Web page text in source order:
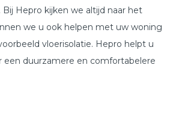
Hepro kijken we altijd naar het
we u ook helpen met uw woning
vloerisolatie. Hepro helpt u
een duurzamere en comfortabelere